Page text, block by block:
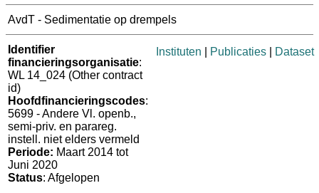
AvdT - Sedimentatie op drempels
Identifier
financieringsorganisatie:
WL 14_024 (Other contract
id)
Hoofdfinancieringscodes:
5699 - Andere Vl. openb.,
semi-priv. en parareg.
instell. niet elders vermeld
Periode: Maart 2014 tot
Juni 2020
Status: Afgelopen
Instituten Publicaties Dataset